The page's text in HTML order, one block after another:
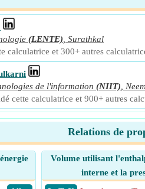
(LENTE) Surathkal
calculatrice et 300+ autres
de l'information (NIIT)
cette calculatrice et 900+ autres
Relations de
Volume utilisant
interne et la